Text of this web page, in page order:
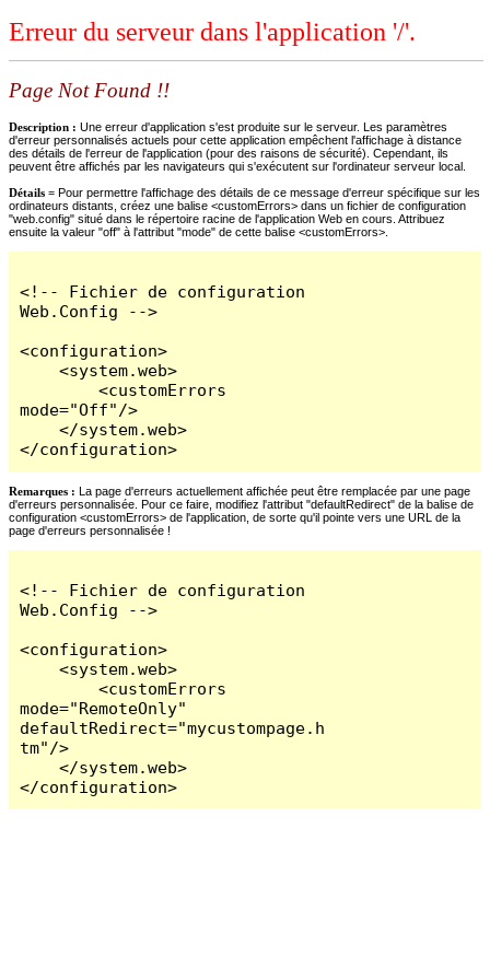
Erreur du serveur dans l'application '/'.
Page Not Found !!
Description : Une erreur d'application s'est produite sur le serveur. Les paramètres
d'erreur personnalisés actuels pour cette application empêchent l'affichage à distance
des détails de l'erreur de l'application (pour des raisons de sécurité). Cependant, ils
peuvent être affichés par les navigateurs qui s'exécutent sur l'ordinateur serveur local.
Détails = Pour permettre l'affichage des détails de ce message d'erreur spécifique sur les
ordinateurs distants, créez une balise <customErrors> dans un fichier de configuration
"web.config" situé dans le répertoire racine de l'application Web en cours. Attribuez
ensuite la valeur "off" à l'attribut "mode" de cette balise <customErrors>.
<!-- Fichier de configuration
Web.Config -->
<configuration>
    <system.web>
        <customErrors
mode="Off"/>
    </system.web>
</configuration>
Remarques : La page d'erreurs actuellement affichée peut être remplacée par une page
d'erreurs personnalisée. Pour ce faire, modifiez l'attribut "defaultRedirect" de la balise de
configuration <customErrors> de l'application, de sorte qu'il pointe vers une URL de la
page d'erreurs personnalisée !
<!-- Fichier de configuration
Web.Config -->
<configuration>
    <system.web>
        <customErrors
mode="RemoteOnly"
defaultRedirect="mycustompage.h
tm"/>
    </system.web>
</configuration>